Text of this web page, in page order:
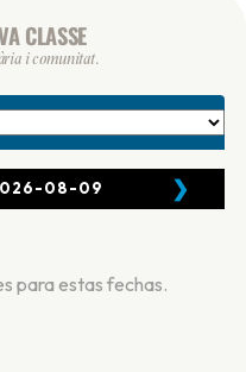
CLASSE
i comunitat.
08-09 ❯
para estas fechas.